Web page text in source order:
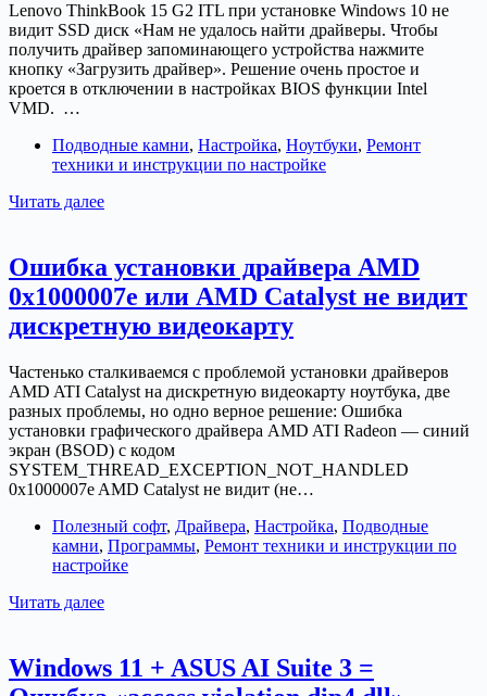
Lenovo ThinkBook 15 G2 ITL при установке Windows 10 не
видит SSD диск «Нам не удалось найти драйверы. Чтобы
получить драйвер запоминающего устройства нажмите
кнопку «Загрузить драйвер». Решение очень простое и
кроется в отключении в настройках BIOS функции Intel
VMD. …
Подводные камни, Настройка, Ноутбуки, Ремонт
техники и инструкции по настройке
Читать далееLenovo
ITL
при
Windows
не
видит
SSD
диск
Ошибка установки драйвера AMD
0x1000007e или AMD Catalyst не видит
дискретную видеокарту
Частенько сталкиваемся с проблемой установки драйверов
AMD ATI Catalyst на дискретную видеокарту ноутбука, две
разных проблемы, но одно верное решение: Ошибка
установки графического драйвера AMD ATI Radeon — синий
экран (BSOD) c кодом
SYSTEM_THREAD_EXCEPTION_NOT_HANDLED
0x1000007e AMD Catalyst не видит (не…
Полезный софт, Драйвера, Настройка, Подводные
камни, Программы, Ремонт техники и инструкции по
настройке
Читать далееОшибка
AMD
0x1000007e
Windows 11 + ASUS AI Suite 3 =